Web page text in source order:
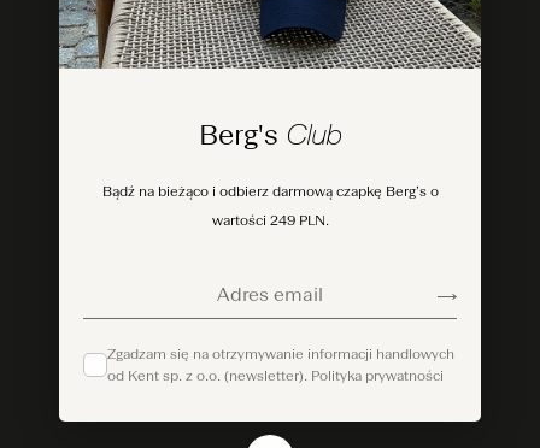
Berg's Club
Bądź na bieżąco i odbierz darmową czapkę Berg’s o
wartości 249 PLN.
Adres email
Zgadzam się na otrzymywanie informacji handlowych
od Kent sp. z o.o. (newsletter). Polityka prywatności